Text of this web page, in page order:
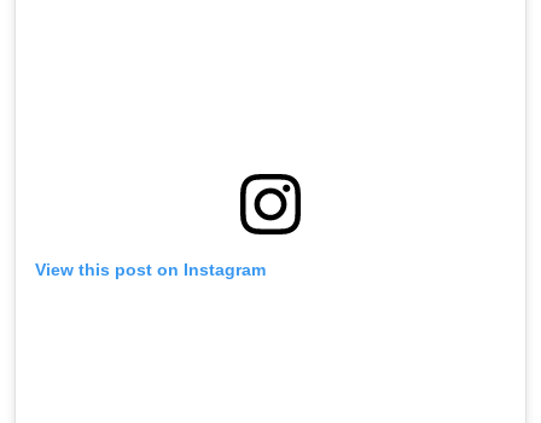
View this post on Instagram